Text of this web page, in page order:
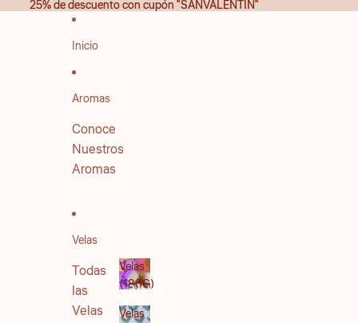
25% de descuento con cupón "SANVALENTIN"
25% de descuento con cupón "SANVALENTIN"
Inicio
Aromas
Conoce
Nuestros
Aromas
Velas
Todas
las
Velas
Velas
(180G)
Velas
(180G)
Velas